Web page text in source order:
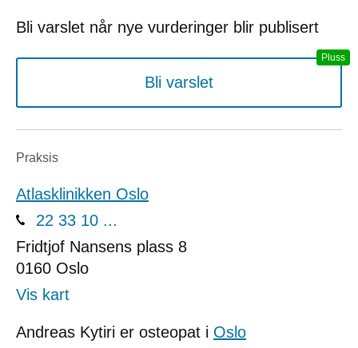
Bli varslet når nye vurderinger blir publisert
Bli varslet
Praksis
Atlasklinikken Oslo
22 33 10 ...
Fridtjof Nansens plass 8
0160 Oslo
Vis kart
Andreas Kytiri er osteopat i Oslo